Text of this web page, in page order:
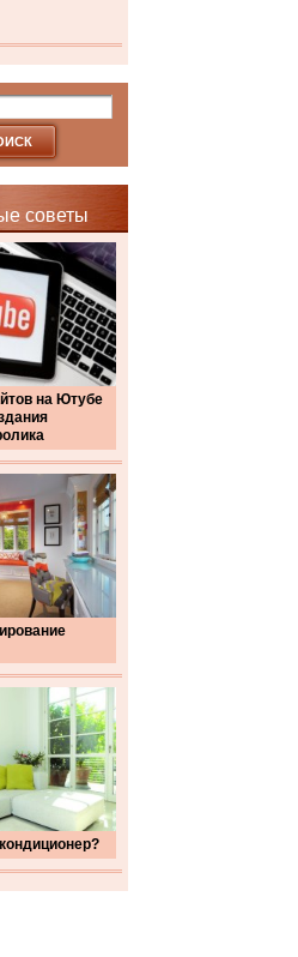
советы
на Ютубе